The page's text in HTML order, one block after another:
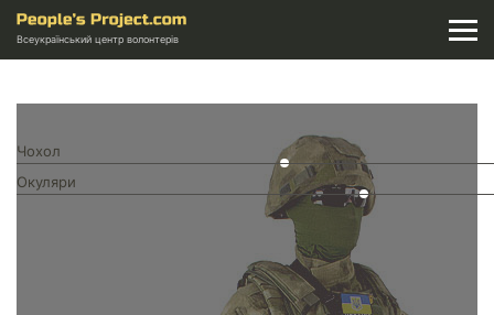
Всеукраїнський центр волонтерів
Чохол
Окуляри